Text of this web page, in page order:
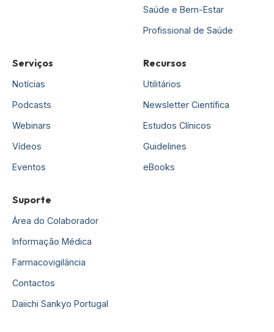
Saúde e Bem-Estar
Profissional de Saúde
Serviços
Notícias
Podcasts
Webinars
Vídeos
Eventos
Recursos
Utilitários
Newsletter Científica
Estudos Clínicos
Guidelines
eBooks
Suporte
Área do Colaborador
Informação Médica
Farmacovigilância
Contactos
Daiichi Sankyo Portugal